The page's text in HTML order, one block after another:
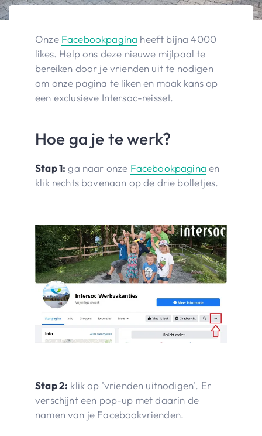
Onze Facebookpagina heeft bijna 4000
likes. Help ons deze nieuwe mijlpaal te
bereiken door je vrienden uit te nodigen
om onze pagina te liken en maak kans op
een exclusieve Intersoc-reisset.
Hoe ga je te werk?
Stap 1: ga naar onze Facebookpagina en
klik rechts bovenaan op de drie bolletjes.
Stap 2: klik op 'vrienden uitnodigen'. Er
verschijnt een pop-up met daarin de
namen van je Facebookvrienden.